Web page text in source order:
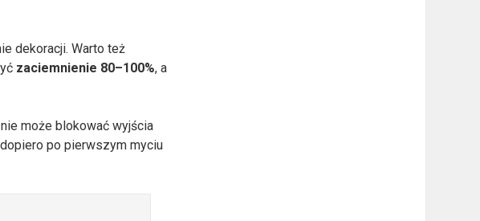
dekoracji. Warto też
zaciemnienie 80–100%, a
może blokować wyjścia
po pierwszym myciu